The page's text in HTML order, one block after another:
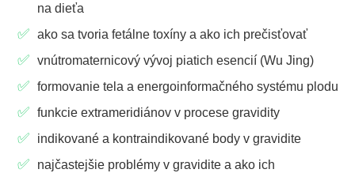
na dieťa
ako sa tvoria fetálne toxíny a ako ich prečisťovať
vnútromaternicový vývoj piatich esencií (Wu Jing)
formovanie tela a energoinformačného systému plodu
funkcie extrameridiánov v procese gravidity
indikované a kontraindikované body v gravidite
najčastejšie problémy v gravidite a ako ich